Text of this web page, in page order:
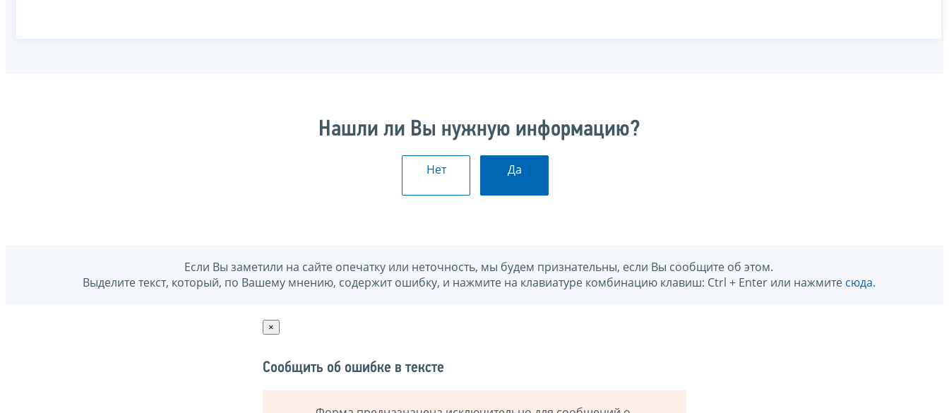
Нашли ли Вы нужную информацию?
Нет Да
Если Вы заметили на сайте опечатку или неточность, мы будем признательны, если Вы сообщите об этом.
Выделите текст, который, по Вашему мнению, содержит ошибку, и нажмите на клавиатуре комбинацию клавиш: Ctrl + Enter или нажмите сюда.
×
Сообщить об ошибке в тексте